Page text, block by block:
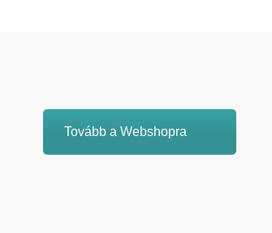
Tovább a Webshopra